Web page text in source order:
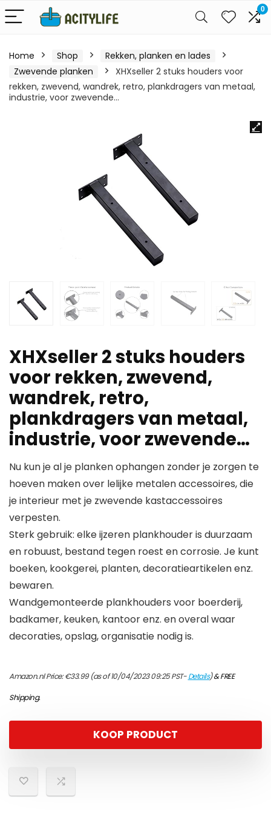
0
Home Shop
Rekken, planken en lades
Zwevende planken
XHXseller 2 stuks houders voor
rekken, zwevend, wandrek, retro, plankdragers van metaal,
industrie, voor zwevende…
XHXseller 2 stuks houders
voor rekken, zwevend,
wandrek, retro,
plankdragers van metaal,
industrie, voor zwevende…
Nu kun je al je planken ophangen zonder je zorgen te
hoeven maken over lelijke metalen accessoires, die
je interieur met je zwevende kastaccessoires
verpesten.
Sterk gebruik: elke ijzeren plankhouder is duurzaam
en robuust, bestand tegen roest en corrosie. Je kunt
boeken, kookgerei, planten, decoratieartikelen enz.
bewaren.
Wandgemonteerde plankhouders voor boerderij,
badkamer, keuken, kantoor enz. en overal waar
decoraties, opslag, organisatie nodig is.
Amazon.nl Price:€33.99(as of 10/04/2023 09:25 PST-Details)&FREE
Shipping.
KOOP PRODUCT